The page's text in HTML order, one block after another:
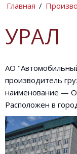
Главная /
УРАЛ
АО
производитель
наименование —
Расположен в